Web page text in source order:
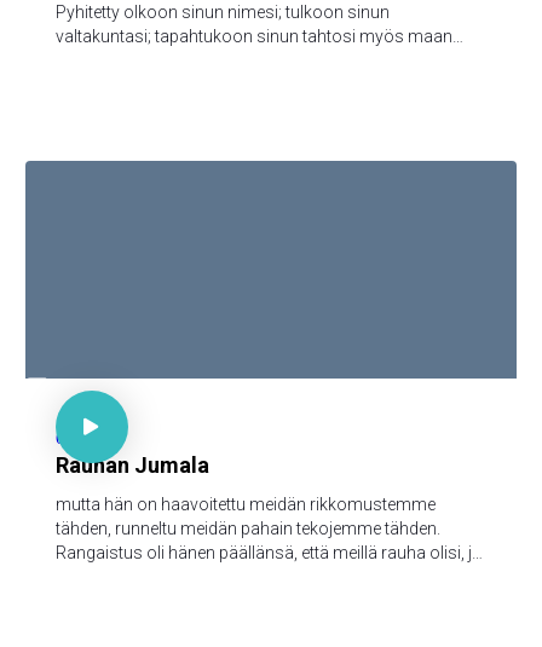
Pyhitetty olkoon sinun nimesi; tulkoon sinun
valtakuntasi; tapahtukoon sinun tahtosi myös maan
vaan päästä meidät pahasta, [sillä sinun on valtakunta ja
Jes 53:8

64
Rauhan Jumala
mutta hän on haavoitettu meidän rikkomustemme
tähden, runneltu meidän pahain tekojemme tähden.
Rangaistus oli hänen päällänsä, että meillä rauha olisi, ja